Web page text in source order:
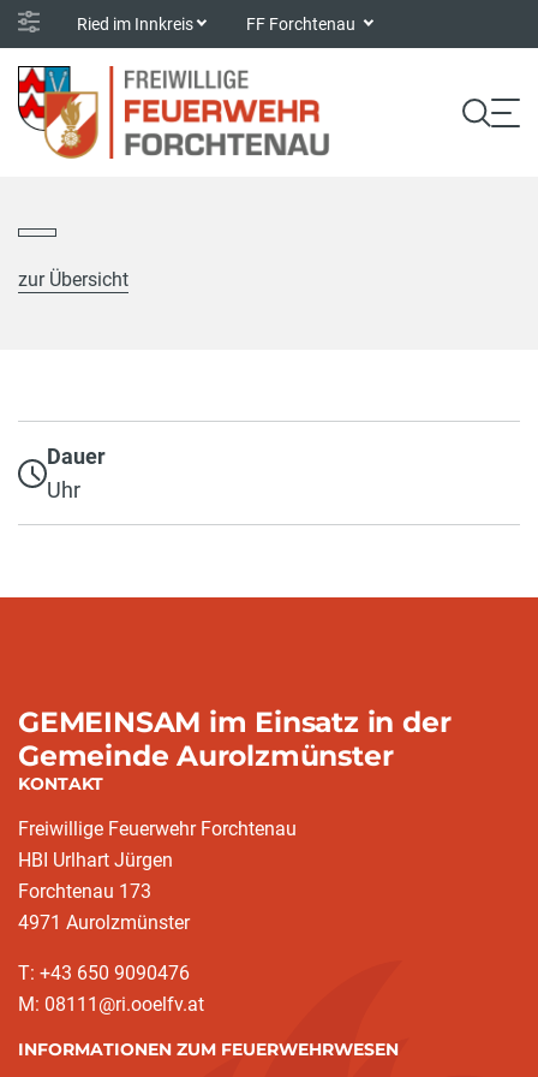
Ried im Innkreis FF Forchtenau
zur Übersicht
Dauer
Uhr
GEMEINSAM im Einsatz in der
Gemeinde Aurolzmünster
KONTAKT
Freiwillige Feuerwehr Forchtenau
HBI Urlhart Jürgen
Forchtenau 173
4971 Aurolzmünster
T: +43 650 9090476
M: 08111@ri.ooelfv.at
INFORMATIONEN ZUM FEUERWEHRWESEN